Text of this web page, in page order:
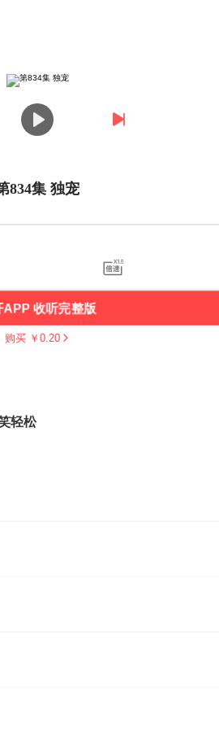
834集 独宠
APP 收听完整版
购买 ￥ 0.20
轻松